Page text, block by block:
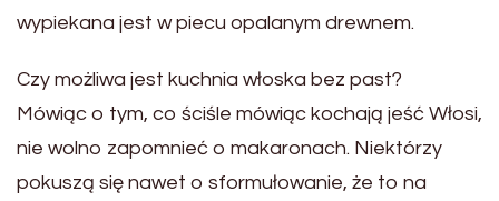
wypiekana jest w piecu opalanym drewnem.
Czy możliwa jest kuchnia włoska bez past?
Mówiąc o tym, co ściśle mówiąc kochają jeść Włosi,
nie wolno zapomnieć o makaronach. Niektórzy
pokuszą się nawet o sformułowanie, że to na